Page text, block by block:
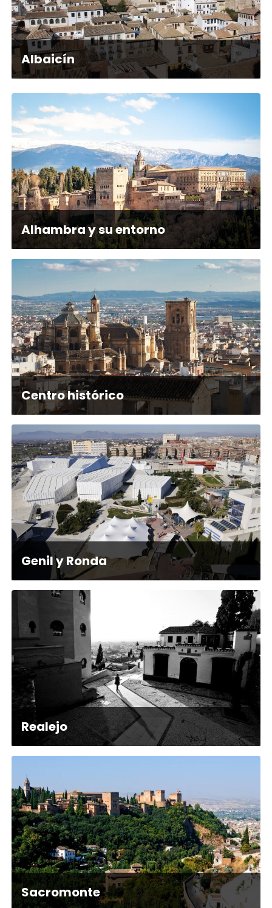
Albaicín
Alhambra y su entorno
Centro histórico
Genil y Ronda
Realejo
Sacromonte